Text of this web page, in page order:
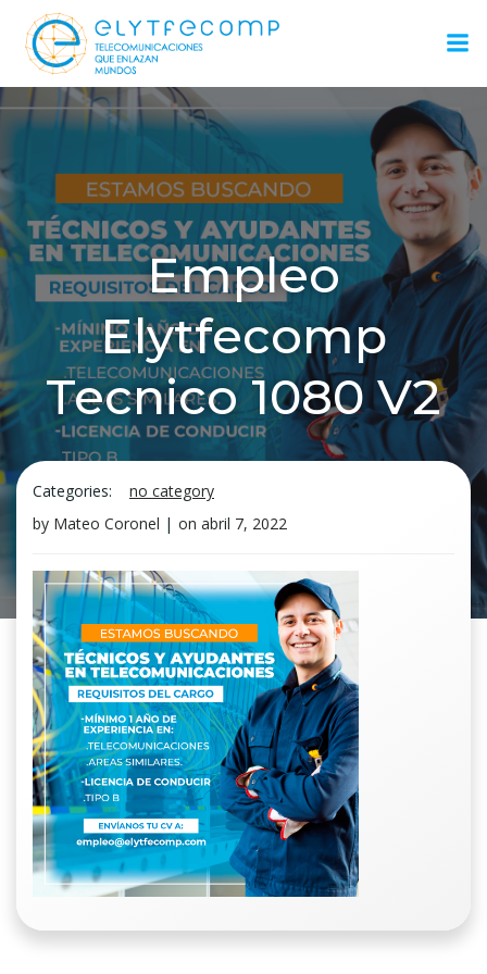
al
Empleo
Elytfecomp
Tecnico 1080 V2
Categories:
no category
by Mateo Coronel | on abril 7, 2022